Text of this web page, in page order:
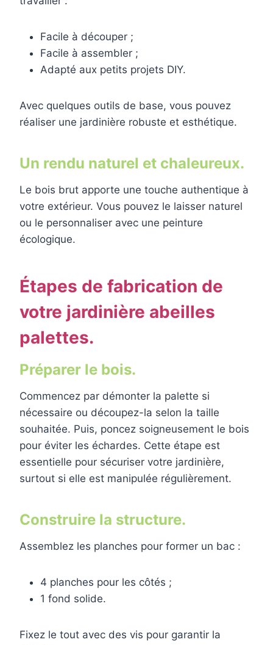
Facile à découper ;
Facile à assembler ;
Adapté aux petits projets DIY.
Avec quelques outils de base, vous pouvez
réaliser une jardinière robuste et esthétique.
Un rendu naturel et chaleureux.
Le bois brut apporte une touche authentique à
votre extérieur. Vous pouvez le laisser naturel
ou le personnaliser avec une peinture
écologique.
Étapes de fabrication de
votre jardinière abeilles
palettes.
Préparer le bois.
Commencez par démonter la palette si
nécessaire ou découpez-la selon la taille
souhaitée. Puis, poncez soigneusement le bois
pour éviter les échardes. Cette étape est
essentielle pour sécuriser votre jardinière,
surtout si elle est manipulée régulièrement.
Construire la structure.
Assemblez les planches pour former un bac :
4 planches pour les côtés ;
1 fond solide.
Fixez le tout avec des vis pour garantir la